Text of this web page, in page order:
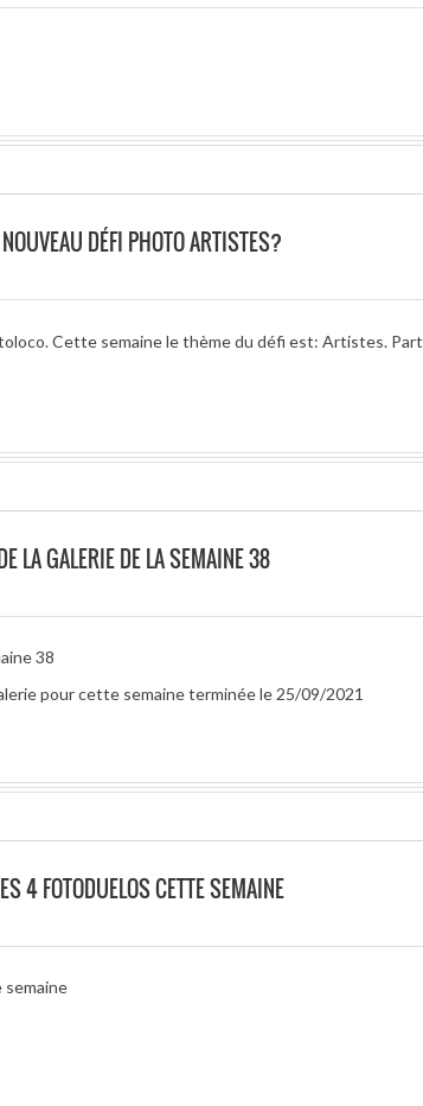
DÉFI PHOTO ARTISTES?
Cette semaine le thème du défi est: Artistes.
LA GALERIE DE LA SEMAINE 38
38
pour cette semaine terminée le 25/09/2021
4 FOTODUELOS CETTE SEMAINE